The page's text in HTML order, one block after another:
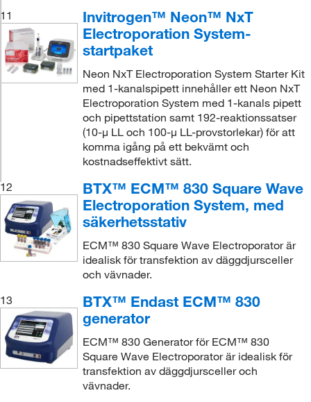
11
Invitrogen™ Neon™ NxT
Electroporation System-
startpaket
Neon NxT Electroporation System Starter Kit
med 1-kanalspipett innehåller ett Neon NxT
Electroporation System med 1-kanals pipett
och pipettstation samt 192-reaktionssatser
(10-μ LL och 100-μ LL-provstorlekar) för att
komma igång på ett bekvämt och
kostnadseffektivt sätt.
12
BTX™ ECM™ 830 Square Wave
Electroporation System, med
säkerhetsstativ
ECM™ 830 Square Wave Electroporator är
idealisk för transfektion av däggdjursceller
och vävnader.
13
BTX™ Endast ECM™ 830
generator
ECM™ 830 Generator för ECM™ 830
Square Wave Electroporator är idealisk för
transfektion av däggdjursceller och
vävnader.